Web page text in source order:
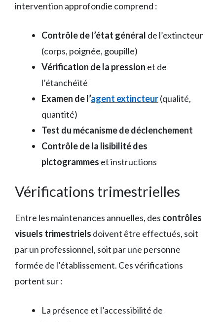
intervention approfondie comprend :
Contrôle de l’état général de l’extincteur
(corps, poignée, goupille)
Vérification de la pression et de
l’étanchéité
Examen de l’agent extincteur(qualité,
quantité)
Test du mécanisme de déclenchement
Contrôle de la lisibilité des
pictogrammes et instructions
Vérifications trimestrielles
Entre les maintenances annuelles, des contrôles
visuels trimestriels doivent être effectués, soit
par un professionnel, soit par une personne
formée de l’établissement. Ces vérifications
portent sur :
La présence et l’accessibilité de